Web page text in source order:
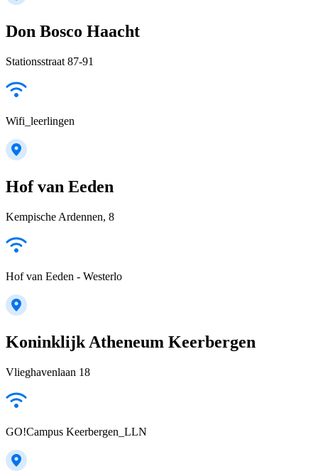
Don Bosco Haacht
Stationsstraat 87-91
Wifi_leerlingen
Hof van Eeden
Kempische Ardennen, 8
Hof van Eeden - Westerlo
Koninklijk Atheneum Keerbergen
Vlieghavenlaan 18
GO!Campus Keerbergen_LLN